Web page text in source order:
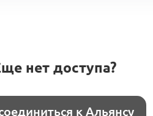
нет доступа?
к Альянсу